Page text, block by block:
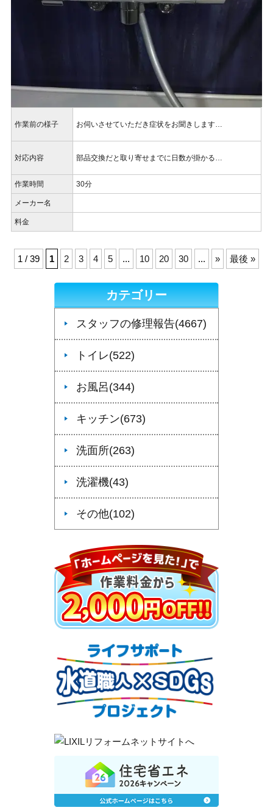
作業前の様子 お伺いさせていただき症状をお聞きします…
対応内容 部品交換だと取り寄せまでに日数が掛かる…
作業時間 30分
メーカー名
料金
1 / 39 1 2 3 4 5 ... 10 20 30 ... » 最後 »
カテゴリー
スタッフの修理報告(4667)
トイレ(522)
お風呂(344)
キッチン(673)
洗面所(263)
洗濯機(43)
その他(102)